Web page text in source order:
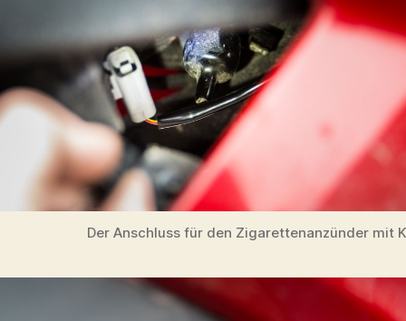
Der Anschluss für den Zigarettenanzünder mit